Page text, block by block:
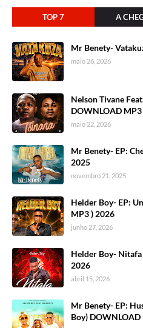
TOP 7 A
Mr Benety-
maio 26, 2026
Nelson Tivane
DOWNLOAD
maio 22, 2026
Mr Benety- EP:
2025
novembro 21, 2025
Helder Boy- EP:
MP3 ) 2026
junho 27, 2026
Helder Boy-
2026
abril 15, 2026
Mr Benety- EP:
Boy)